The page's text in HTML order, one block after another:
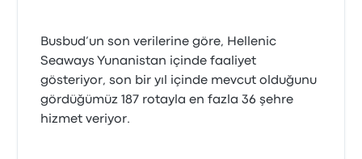
Busbud’un son verilerine göre, Hellenic
Seaways Yunanistan içinde faaliyet
gösteriyor, son bir yıl içinde mevcut olduğunu
gördüğümüz 187 rotayla en fazla 36 şehre
hizmet veriyor.